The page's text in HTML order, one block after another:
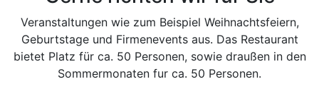
Veranstaltungen wie zum Beispiel Weihnachtsfeiern,
Geburtstage und Firmenevents aus. Das Restaurant
bietet Platz für ca. 50 Personen, sowie draußen in den
Sommermonaten fur ca. 50 Personen.